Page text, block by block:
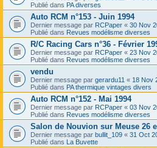
Publié dans PA diverses
Auto RCM n°153 - Juin 1994
Dernier message par RCPaper « 30 Nov
Publié dans Revues modélisme diverses
R/C Racing Cars n°36 - Février
Dernier message par RCPaper « 23 Nov
Publié dans Revues modélisme diverses
vendu
Dernier message par gerardu11 « 18 Nov
Publié dans PA thermique vintages divers
Auto RCM n°152 - Mai 1994
Dernier message par RCPaper « 03 Nov
Publié dans Revues modélisme diverses
Salon de Nouvion sur Meuse 26
Dernier message par bullit_109 « 31 Oct
Publié dans La Buvette